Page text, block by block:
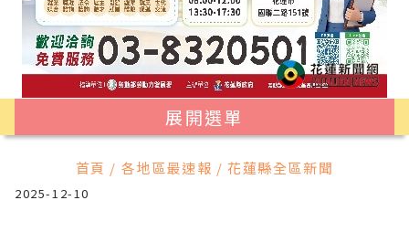
展開選單
首頁 / 各地區最速報 / 花蓮縣全區新聞
2025-12-10